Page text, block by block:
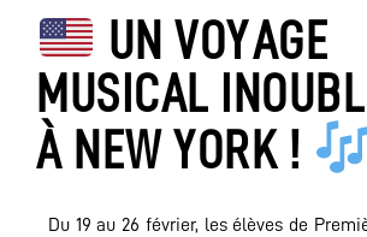
UN VOYAGE
MUSICAL
À NEW YORK !
Du 19 au 26 février, les élèves de